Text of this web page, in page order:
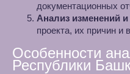
документационных
Анализ изменений
проекта, их причин и
Особенности
Республики